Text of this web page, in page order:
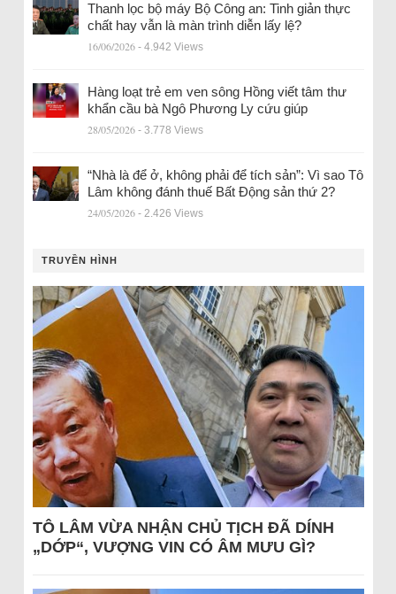
Thanh lọc bộ máy Bộ Công an: Tinh giản thực
chất hay vẫn là màn trình diễn lấy lệ?
16/06/2026 - 4.942 Views
Hàng loạt trẻ em ven sông Hồng viết tâm thư
khẩn cầu bà Ngô Phương Ly cứu giúp
28/05/2026 - 3.778 Views
“Nhà là để ở, không phải để tích sản”: Vì sao Tô
Lâm không đánh thuế Bất Động sản thứ 2?
24/05/2026 - 2.426 Views
TRUYỀN HÌNH
TÔ LÂM VỪA NHẬN CHỦ TỊCH ĐÃ DÍNH
„DỚP“, VƯỢNG VIN CÓ ÂM MƯU GÌ?